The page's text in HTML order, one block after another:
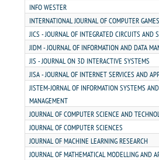
PORTAL DE PROFESSORES/ACADÊMICO
UNIESP
CONTATO
IMPRENSA
TRABALHE CONOSCO
INFO WESTER
INTERNATIONAL JOURNAL OF COMPUTER
JICS - JOURNAL OF INTEGRATED CIRCUITS AND
JIDM - JOURNAL OF INFORMATION AND DATA
JIS - JOURNAL ON 3D INTERACTIVE SYSTEMS
JISA - JOURNAL OF INTERNET SERVICES AND
JISTEM-JORNAL OF INFORMATION SYSTEMS
MANAGEMENT
JOURNAL OF COMPUTER SCIENCE AND
JOURNAL OF COMPUTER SCIENCES
JOURNAL OF MACHINE LEARNING RESEARCH
JOURNAL OF MATHEMATICAL MODELLING AND